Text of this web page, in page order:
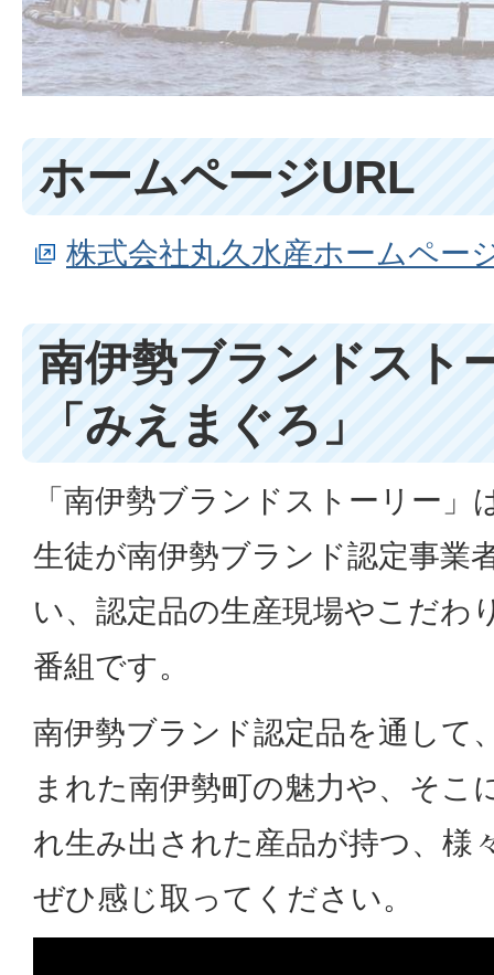
ホームページURL
株式会社丸久水産ホームペー
南伊勢ブランドスト
「みえまぐろ」
「南伊勢ブランドストーリー」
生徒が南伊勢ブランド認定事業
い、認定品の生産現場やこだわ
番組です。
南伊勢ブランド認定品を通して
まれた南伊勢町の魅力や、そこ
れ生み出された産品が持つ、様
ぜひ感じ取ってください。